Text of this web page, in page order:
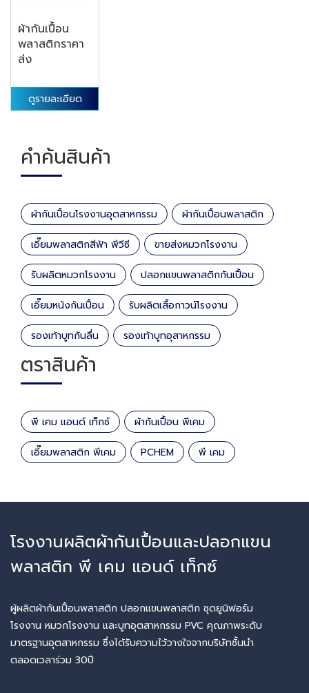
ผ้ากันเปื้อน
พลาสติกราคา
ส่ง
ดูรายละเอียด
คำค้นสินค้า
ผ้ากันเปื้อนโรงงานอุตสาหกรรม ผ้ากันเปื้อนพลาสติก
เอี๊ยมพลาสติกสีฟ้า พีวีซี ขายส่งหมวกโรงงาน
รับผลิตหมวกโรงงาน ปลอกแขนพลาสติกกันเปื้อน
เอี๊ยมหนังกันเปื้อน รับผลิตเสื้อกาวน์โรงงาน
รองเท้าบูทกันลื่น รองเท้าบูทอุสาหกรรม
ตราสินค้า
พี เคม แอนด์ เท็กซ์ ผ้ากันเปื้อน พีเคม
เอี๊ยมพลาสติก พีเคม PCHEM พี เคม
โรงงานผลิตผ้ากันเปื้อนและปลอกแขน
พลาสติก พี เคม แอนด์ เท็กซ์
ผู้ผลิตผ้ากันเปื้อนพลาสติก ปลอกแขนพลาสติก ชุดยูนิฟอร์ม
โรงงาน หมวกโรงงาน และบูทอุตสาหกรรม PVC คุณภาพระดับ
มาตรฐานอุตสาหกรรม ซึ่งได้รับความไว้วางใจจากบริษัทชั้นนำ
ตลอดเวลาร่วม 30ปี